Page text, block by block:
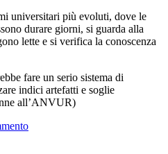
universitari più evoluti, dove le
durare giorni, si guarda alla
lette e si verifica la conoscenza
fare un serio sistema di
indici artefatti e soglie
all’ANVUR)